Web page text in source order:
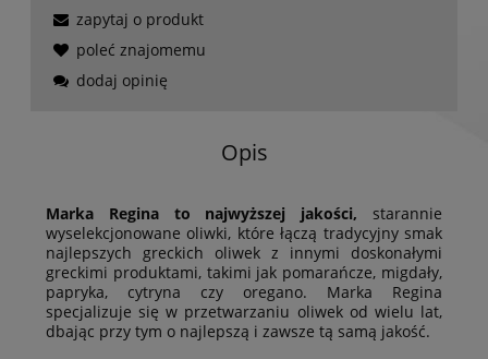
zapytaj o produkt
poleć znajomemu
dodaj opinię
Opis
Marka Regina to najwyższej jakości, starannie
wyselekcjonowane oliwki, które łączą tradycyjny smak
najlepszych greckich oliwek z innymi doskonałymi
greckimi produktami, takimi jak pomarańcze, migdały,
papryka, cytryna czy oregano. Marka Regina
specjalizuje się w przetwarzaniu oliwek od wielu lat,
dbając przy tym o najlepszą i zawsze tą samą jakość.